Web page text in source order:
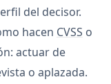
del decisor.
hacen CVSS o
actuar de
o aplazada.